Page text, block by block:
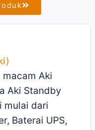
Aki
Aki Standby
mulai dari
Baterai UPS,